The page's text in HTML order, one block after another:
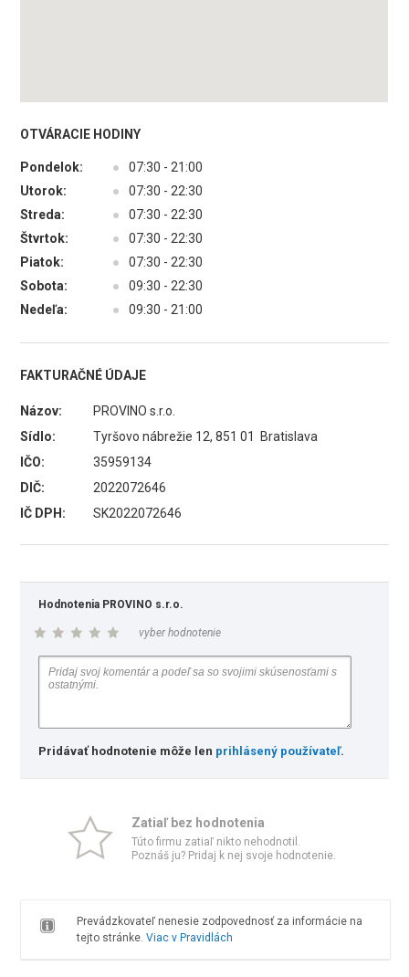
OTVÁRACIE HODINY
Pondelok: ●
07:30 - 21:00
Utorok:
●
07:30 - 22:30
Streda:
●
07:30 - 22:30
Štvrtok:
●
07:30 - 22:30
Piatok:
●
07:30 - 22:30
Sobota:
●
09:30 - 22:30
Nedeľa:
● 09:30 - 21:00
FAKTURAČNÉ ÚDAJE
Názov:
PROVINO s.r.o.
Sídlo:
Tyršovo nábrežie 12, 851 01 Bratislava
IČO:
35959134
DIČ:
2022072646
IČ DPH:
SK2022072646
Hodnotenia PROVINO s.r.o.
vyber hodnotenie
Pridávať hodnotenie môže len prihlásený používateľ.
Zatiaľ bez hodnotenia
Túto firmu zatiaľ nikto nehodnotil.
Poznáš ju? Pridaj k nej svoje hodnotenie.
Prevádzkovateľ nenesie zodpovednosť za informácie na
tejto stránke. Viac v Pravidlách